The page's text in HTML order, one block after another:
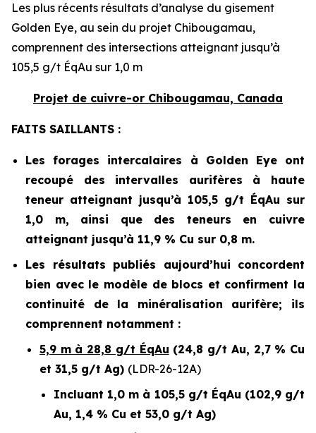
Les plus récents résultats d’analyse du gisement
Golden Eye, au sein du projet Chibougamau,
comprennent des intersections atteignant jusqu’à
105,5 g/t ÉqAu sur 1,0 m
Projet de cuivre-or Chibougamau, Canada
FAITS SAILLANTS :
Les forages intercalaires à Golden Eye ont
recoupé des intervalles aurifères à haute
teneur atteignant jusqu’à 105,5 g/t ÉqAu sur
1,0 m, ainsi que des teneurs en cuivre
atteignant jusqu’à 11,9 % Cu sur 0,8 m.
Les résultats publiés aujourd’hui concordent
bien avec le modèle de blocs et confirment la
continuité de la minéralisation aurifère; ils
comprennent notamment :
5,9 m à 28,8 g/t ÉqAu (24,8 g/t Au, 2,7 % Cu
et 31,5 g/t Ag) (LDR-26-12A)
Incluant 1,0 m à 105,5 g/t ÉqAu (102,9 g/t
Au, 1,4 % Cu et 53,0 g/t Ag)